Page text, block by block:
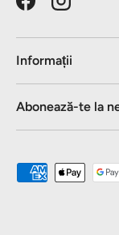
FacebookInstagram
Informații
Abonează-te la
Metode de plată